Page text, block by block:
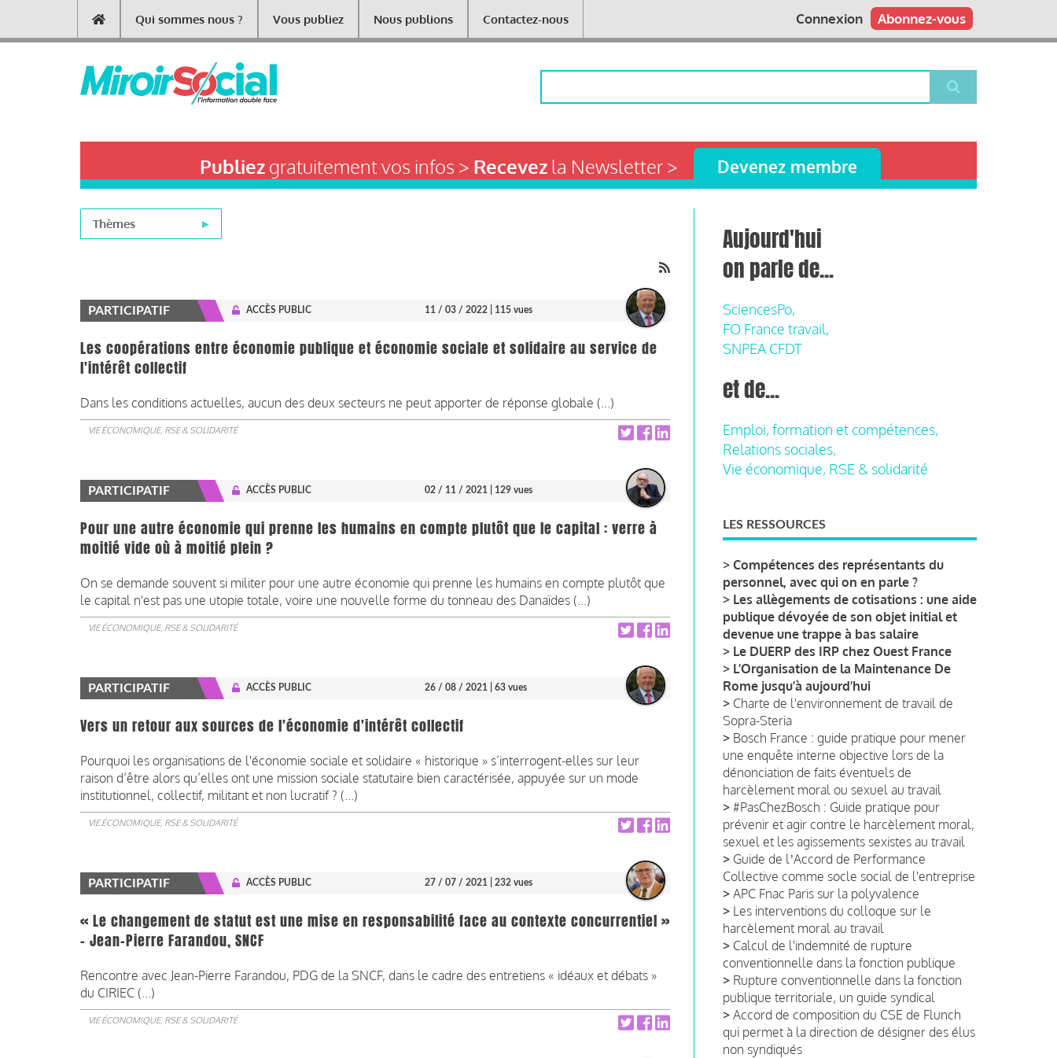
contenu
Main
navigation
Qui sommes nous ? Vous publiez Nous publions Contactez-nous Abonnez-vous
Connexion
Publiezgratuitement vos infos > Recevezla Newsletter > Devenez membre
Thèmes
PARTICIPATIF ACCÈS PUBLIC 11 / 03 / 2022 | 115 vues
Les coopérations entre économie publique et économie sociale et solidaire au service de
l'intérêt collectif
Dans les conditions actuelles, aucun des deux secteurs ne peut apporter de réponse globale (...)
VIE ÉCONOMIQUE, RSE & SOLIDARITÉ
PARTICIPATIF ACCÈS PUBLIC 02 / 11 / 2021 | 129 vues
Pour une autre économie qui prenne les humains en compte plutôt que le capital : verre à
moitié vide où à moitié plein ?
On se demande souvent si militer pour une autre économie qui prenne les humains en compte plutôt que
le capital n'est pas une utopie totale, voire une nouvelle forme du tonneau des Danaïdes (...)
VIE ÉCONOMIQUE, RSE & SOLIDARITÉ
PARTICIPATIF ACCÈS PUBLIC 26 / 08 / 2021 | 63 vues
Vers un retour aux sources de l'économie d'intérêt collectif
Pourquoi les organisations de l'économie sociale et solidaire « historique » s’interrogent-elles sur leur
raison d’être alors qu’elles ont une mission sociale statutaire bien caractérisée, appuyée sur un mode
institutionnel, collectif, militant et non lucratif ? (...)
VIE ÉCONOMIQUE, RSE & SOLIDARITÉ
PARTICIPATIF ACCÈS PUBLIC 27 / 07 / 2021 | 232 vues
« Le changement de statut est une mise en responsabilité face au contexte concurrentiel »
- Jean-Pierre Farandou, SNCF
Rencontre avec Jean-Pierre Farandou, PDG de la SNCF, dans le cadre des entretiens « idéaux et débats »
du CIRIEC (...)
VIE ÉCONOMIQUE, RSE & SOLIDARITÉ
Aujourd'hui
on parle de...
SciencesPo,
FO France travail,
SNPEA CFDT
et de...
Emploi, formation et compétences,
Relations sociales,
Vie économique, RSE & solidarité
LES RESSOURCES
> Compétences des représentants du
personnel, avec qui on en parle ?
> Les allègements de cotisations : une aide
publique dévoyée de son objet initial et
devenue une trappe à bas salaire
> Le DUERP des IRP chez Ouest France
> L’Organisation de la Maintenance De
Rome jusqu’à aujourd’hui
> Charte de l'environnement de travail de
Sopra-Steria
> Bosch France : guide pratique pour mener
une enquête interne objective lors de la
dénonciation de faits éventuels de
harcèlement moral ou sexuel au travail
> #PasChezBosch : Guide pratique pour
prévenir et agir contre le harcèlement moral,
sexuel et les agissements sexistes au travail
> Guide de lʼAccord de Performance
Collective comme socle social de l'entreprise
> APC Fnac Paris sur la polyvalence
> Les interventions du colloque sur le
harcèlement moral au travail
> Calcul de l'indemnité de rupture
conventionnelle dans la fonction publique
> Rupture conventionnelle dans la fonction
publique territoriale, un guide syndical
> Accord de composition du CSE de Flunch
qui permet à la direction de désigner des élus
non syndiqués